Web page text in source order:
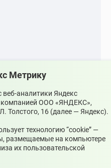
округа
Метрику
веб-аналитики Яндекс
ООО «ЯНДЕКС»,
Толстого, 16 (далее — Яндекс).
технологию “cookie” —
размещаемые на компьютере
их пользовательской